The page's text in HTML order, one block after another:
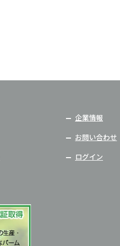
企業情報
お問い合わせ
ログイン